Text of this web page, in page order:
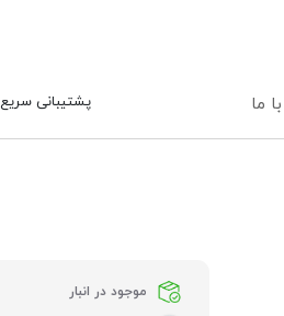
پشتیبانی سریع ما
موجود در انبار